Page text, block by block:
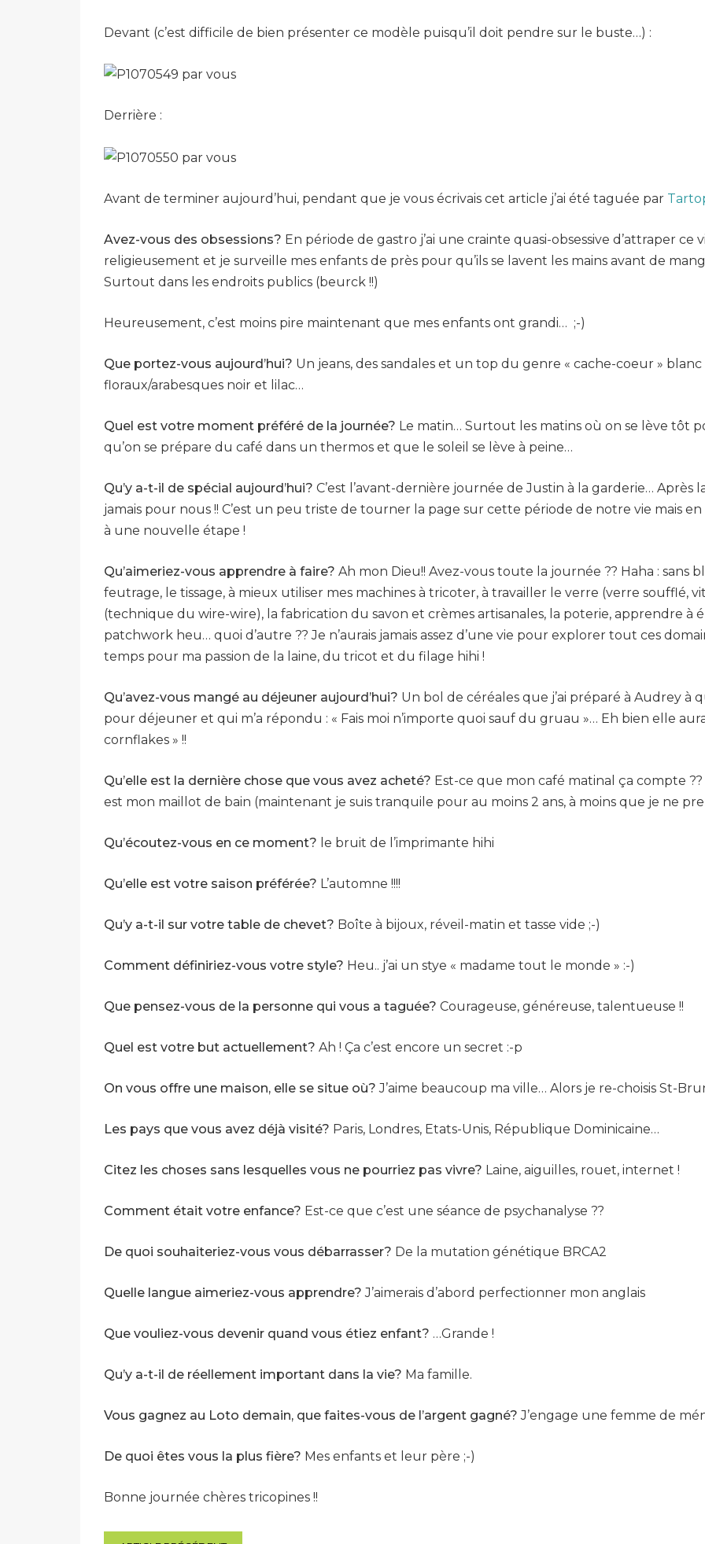
Devant (c’est difficile de bien présenter ce modèle puisqu’il doit pendre sur le buste…) :
Derrière :
Avant de terminer aujourd’hui, pendant que je vous écrivais cet article j’ai été taguée par
Avez-vous des obsessions? En période de gastro j’ai une crainte quasi-obsessive d’attraper ce
religieusement et je surveille mes enfants de près pour qu’ils se lavent les mains avant de
Surtout dans les endroits publics (beurck !!)
Heureusement, c’est moins pire maintenant que mes enfants ont grandi… ;-)
Que portez-vous aujourd’hui? Un jeans, des sandales et un top du genre « cache-coeur »
floraux/arabesques noir et lilac…
Quel est votre moment préféré de la journée? Le matin… Surtout les matins où on se lève tôt
qu’on se prépare du café dans un thermos et que le soleil se lève à peine…
Qu’y a-t-il de spécial aujourd’hui? C’est l’avant-dernière journée de Justin à la garderie… Après
jamais pour nous !! C’est un peu triste de tourner la page sur cette période de notre vie mais
à une nouvelle étape !
Qu’aimeriez-vous apprendre à faire? Ah mon Dieu!! Avez-vous toute la journée ?? Haha : sans
feutrage, le tissage, à mieux utiliser mes machines à tricoter, à travailler le verre (verre soufflé,
(technique du wire-wire), la fabrication du savon et crèmes artisanales, la poterie, apprendre à
patchwork heu… quoi d’autre ?? Je n’aurais jamais assez d’une vie pour explorer tout ces
temps pour ma passion de la laine, du tricot et du filage hihi !
Qu’avez-vous mangé au déjeuner aujourd’hui? Un bol de céréales que j’ai préparé à Audrey à
pour déjeuner et qui m’a répondu : « Fais moi n’importe quoi sauf du gruau »… Eh bien elle
cornflakes » !!
Qu’elle est la dernière chose que vous avez acheté? Est-ce que mon café matinal ça compte
est mon maillot de bain (maintenant je suis tranquile pour au moins 2 ans, à moins que je ne
Qu’écoutez-vous en ce moment? le bruit de l’imprimante hihi
Qu’elle est votre saison préférée? L’automne !!!!
Qu’y a-t-il sur votre table de chevet? Boîte à bijoux, réveil-matin et tasse vide ;-)
Comment définiriez-vous votre style? Heu.. j’ai un stye « madame tout le monde » :-)
Que pensez-vous de la personne qui vous a taguée? Courageuse, généreuse, talentueuse !!
Quel est votre but actuellement? Ah ! Ça c’est encore un secret :-p
On vous offre une maison, elle se situe où? J’aime beaucoup ma ville… Alors je re-choisis St-
Les pays que vous avez déjà visité? Paris, Londres, Etats-Unis, République Dominicaine…
Citez les choses sans lesquelles vous ne pourriez pas vivre? Laine, aiguilles, rouet, internet !
Comment était votre enfance? Est-ce que c’est une séance de psychanalyse ??
De quoi souhaiteriez-vous vous débarrasser? De la mutation génétique BRCA2
Quelle langue aimeriez-vous apprendre? J’aimerais d’abord perfectionner mon anglais
Que vouliez-vous devenir quand vous étiez enfant? …Grande !
Qu’y a-t-il de réellement important dans la vie? Ma famille.
Vous gagnez au Loto demain, que faites-vous de l’argent gagné? J’engage une femme de
De quoi êtes vous la plus fière? Mes enfants et leur père ;-)
Bonne journée chères tricopines !!